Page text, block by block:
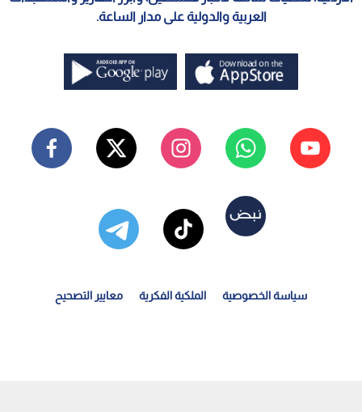
العربية والدولية على مدار الساعة.
سياسة الخصوصية الملكية الفكرية معايير التصحيح